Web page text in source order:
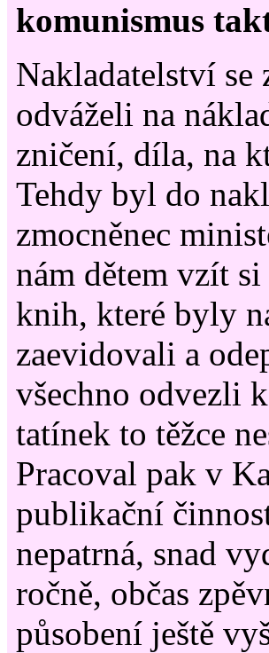
komunismus
Nakladatelství se
odváželi na
zničení, díla, na
Tehdy byl do
zmocněnec
nám dětem vzít
knih, které byly
zaevidovali a
všechno odvezli
tatínek to těžce
Pracoval pak v
publikační
nepatrná, snad
ročně, občas
působení ještě